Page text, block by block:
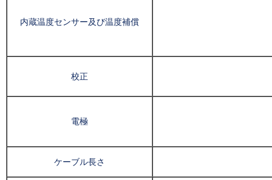
内蔵温度センサー及び温度補償
校正
電極
ケーブル長さ